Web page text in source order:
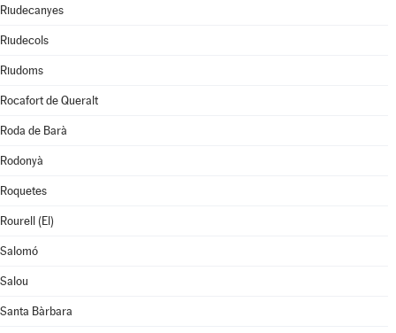
Riudecanyes
Riudecols
Riudoms
Rocafort de Queralt
Roda de Barà
Rodonyà
Roquetes
Rourell (El)
Salomó
Salou
Santa Bàrbara